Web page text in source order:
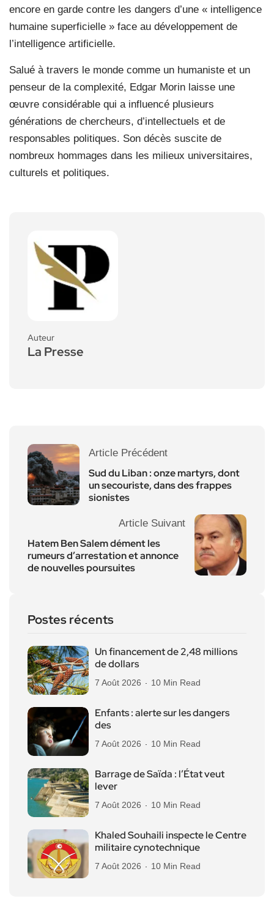
encore en garde contre les dangers d’une « intelligence
humaine superficielle » face au développement de
l’intelligence artificielle.
Salué à travers le monde comme un humaniste et un
penseur de la complexité, Edgar Morin laisse une
œuvre considérable qui a influencé plusieurs
générations de chercheurs, d’intellectuels et de
responsables politiques. Son décès suscite de
nombreux hommages dans les milieux universitaires,
culturels et politiques.
Auteur
La Presse
Article Précédent
Sud du Liban : onze martyrs, dont
un secouriste, dans des frappes
sionistes
Article Suivant
Hatem Ben Salem dément les
rumeurs d’arrestation et annonce
de nouvelles poursuites
Postes récents
Un financement de 2,48 millions
de dollars
7 Août 2026 10 Min Read
Enfants : alerte sur les dangers
des
7 Août 2026 10 Min Read
Barrage de Saïda : l’État veut
lever
7 Août 2026 10 Min Read
Khaled Souhaili inspecte le Centre
militaire cynotechnique
7 Août 2026 10 Min Read